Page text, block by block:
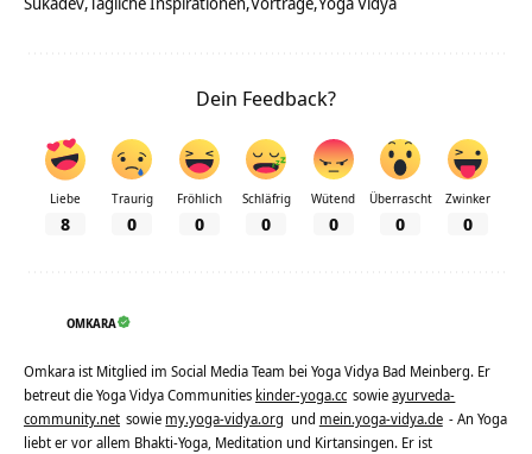
Dein Feedback?
Liebe
8
Traurig
0
Fröhlich
0
Schläfrig
0
Wütend
0
Überrascht
0
Zwinker
0
OMKARA
Omkara ist Mitglied im Social Media Team bei Yoga Vidya Bad Meinberg. Er
betreut die Yoga Vidya Communities kinder-yoga.cc sowieayurveda-
community.net sowie my.yoga-vidya.org und mein.yoga-vidya.de - An Yoga
liebt er vor allem Bhakti-Yoga, Meditation und Kirtansingen. Er ist